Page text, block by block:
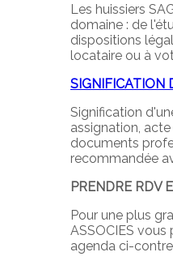
Les huissiers
domaine : de
dispositions
locataire ou à
SIGNIFICATION
Signification
assignation,
documents
recommandée
PRENDRE RDV
Pour une plus
ASSOCIES
agenda ci-